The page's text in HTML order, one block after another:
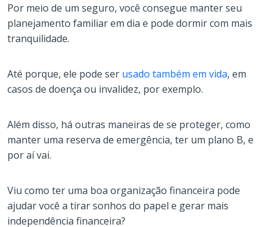
Por meio de um seguro, você consegue manter seu
planejamento familiar em dia e pode dormir com mais
tranquilidade.
Até porque, ele pode ser usado também em vida, em
casos de doença ou invalidez, por exemplo.
Além disso, há outras maneiras de se proteger, como
manter uma reserva de emergência, ter um plano B, e
por aí vai.
Viu como ter uma boa organização financeira pode
ajudar você a tirar sonhos do papel e gerar mais
independência financeira?